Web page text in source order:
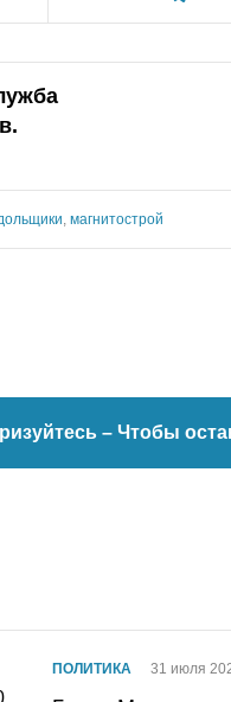
магнитострой
– Чтобы
ПОЛИТИКА 31 июля